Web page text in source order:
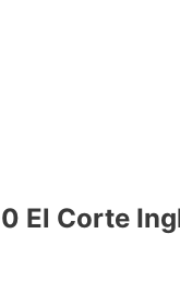
El Corte